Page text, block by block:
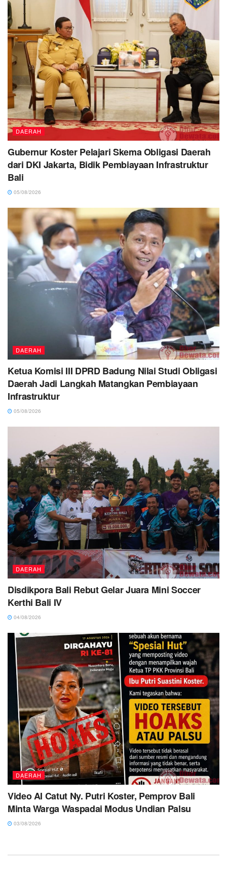
DAERAH
Gubernur Koster Pelajari Skema Obligasi Daerah
dari DKI Jakarta, Bidik Pembiayaan Infrastruktur
Bali
05/08/2026
DAERAH
Ketua Komisi III DPRD Badung Nilai Studi Obligasi
Daerah Jadi Langkah Matangkan Pembiayaan
Infrastruktur
05/08/2026
DAERAH
Disdikpora Bali Rebut Gelar Juara Mini Soccer
Kerthi Bali IV
04/08/2026
DAERAH
Video AI Catut Ny. Putri Koster, Pemprov Bali
Minta Warga Waspadai Modus Undian Palsu
03/08/2026